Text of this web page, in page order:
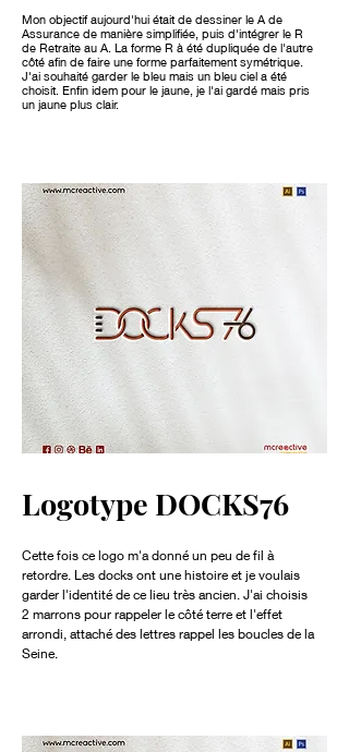
Mon objectif aujourd'hui était de dessiner le A de
Assurance de manière simplifiée, puis d'intégrer le R
de Retraite au A. La forme R à été dupliquée de l'autre
côté afin de faire une forme parfaitement symétrique.
J'ai souhaité garder le bleu mais un bleu ciel a été
choisit. Enfin idem pour le jaune, je l'ai gardé mais pris
un jaune plus clair.
Logotype DOCKS76
Cette fois ce logo m'a donné un peu de fil à
retordre. Les docks ont une histoire et je voulais
garder l'identité de ce lieu très ancien. J'ai choisis
2 marrons pour rappeler le côté terre et l'effet
arrondi, attaché des lettres rappel les boucles de la
Seine.